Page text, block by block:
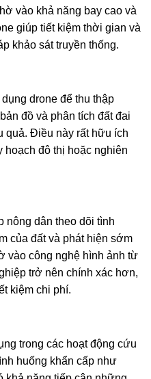
vào khả năng bay cao và
giúp tiết kiệm thời gian và
khảo sát truyền thống.
drone để thu thập
đồ và phân tích đất đai
quả. Điều này rất hữu ích
hoạch đô thị hoặc nghiên
nông dân theo dõi tình
của đất và phát hiện sớm
vào công nghệ hình ảnh từ
trở nên chính xác hơn,
kiệm chi phí.
trong các hoạt động cứu
huống khẩn cấp như